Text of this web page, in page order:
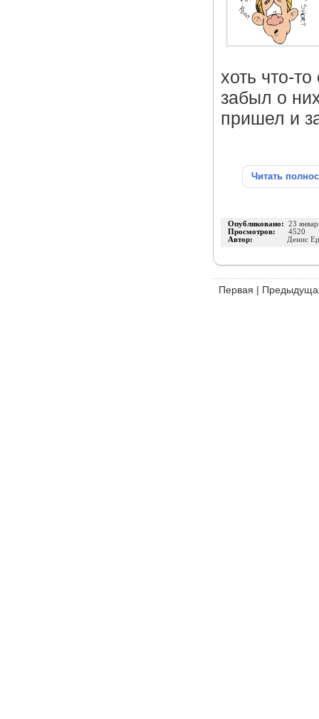
хоть что-
забыл о
пришел и
Читать
Опубликовано: 23
Просмотров: 4520
Автор: Денис
Первая |